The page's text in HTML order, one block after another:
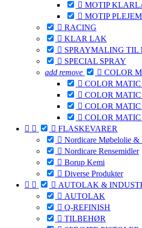
 MOTIP
 MOTIP
 RACING
 KLAR LAK
 SPRAYMALING TIL
 SPECIAL SPRAY
add remove  COLOR
 COLOR
 COLOR
 COLOR
 COLOR
   FLASKEVARER
 Nordicare Møbelolie &
 Nordicare Rensemidler
 Borup Kemi
 Diverse Produkter
   AUTOLAK &
 AUTOLAK
 Q-REFINISH
 TILBEHØR